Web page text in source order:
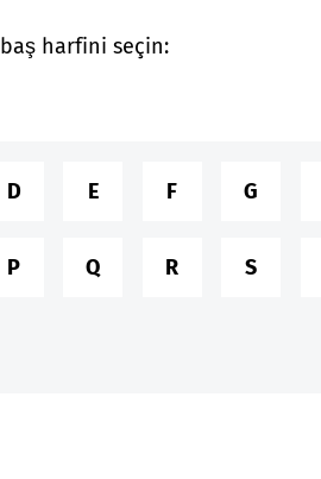
baş harfini seçin:
D E F G
P Q R S